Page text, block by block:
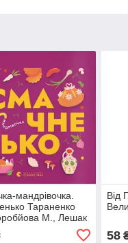
мандрівочка.
Тараненко
М., Лешак
Від
58